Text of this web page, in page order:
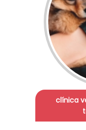
clínica